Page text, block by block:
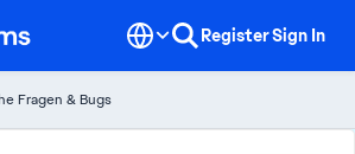
RegisterSign In
Fragen & Bugs